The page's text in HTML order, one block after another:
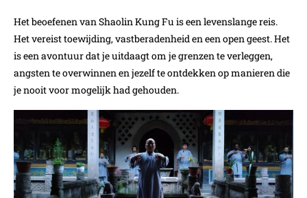
Het beoefenen van Shaolin Kung Fu is een levenslange reis.
Het vereist toewijding, vastberadenheid en een open geest. Het
is een avontuur dat je uitdaagt om je grenzen te verleggen,
angsten te overwinnen en jezelf te ontdekken op manieren die
je nooit voor mogelijk had gehouden.